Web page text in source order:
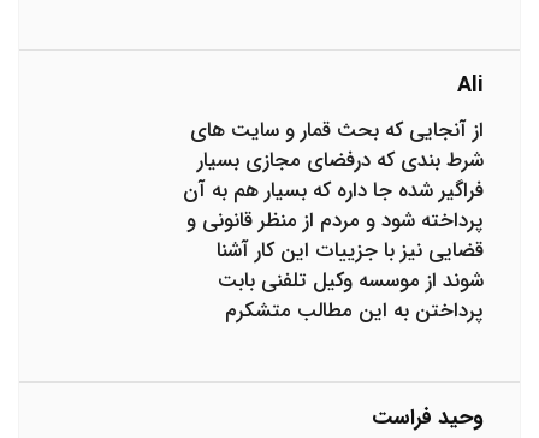
Ali
از آنجایی که بحث قمار و سایت های
شرط بندی که درفضای مجازی بسیار
فراگیر شده جا داره که بسیار هم به آن
پرداخته شود و مردم از منظر قانونی و
قضایی نیز با جزییات این کار آشنا
شوند از موسسه وکیل تلفنی بابت
پرداختن به این مطالب متشکرم
وحید فراست